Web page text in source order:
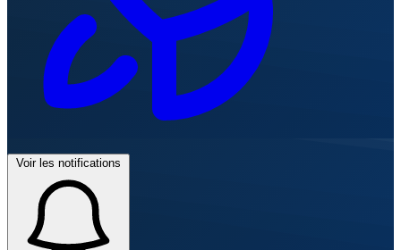
Voir les notifications